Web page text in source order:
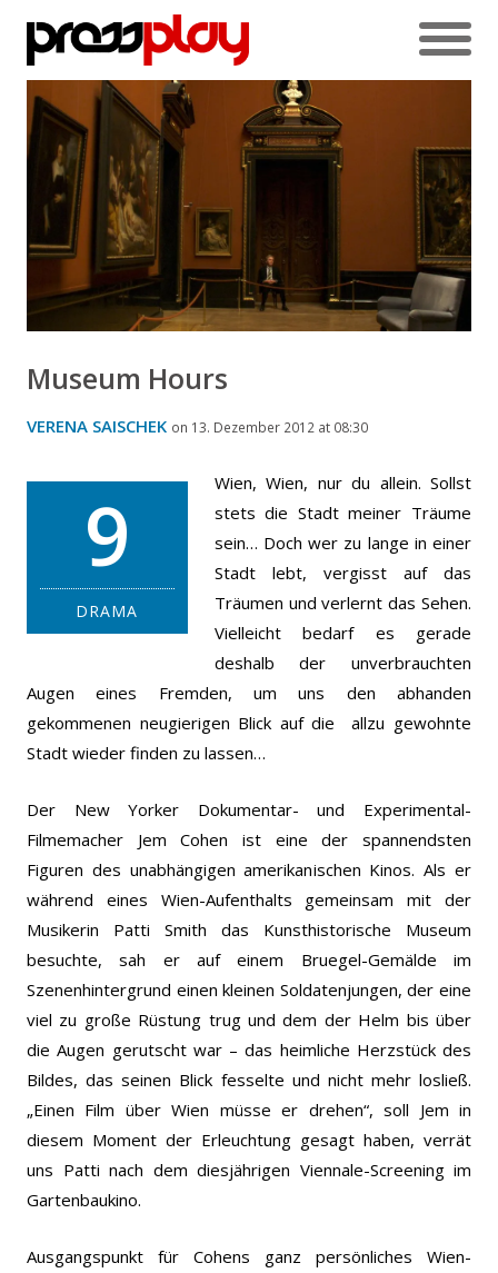
Museum Hours
VERENA SAISCHEK on 13. Dezember 2012 at 08:30
9
DRAMA
Wien, Wien, nur du allein. Sollst
stets die Stadt meiner Träume
sein… Doch wer zu lange in einer
Stadt lebt, vergisst auf das
Träumen und verlernt das Sehen.
Vielleicht bedarf es gerade
deshalb der unverbrauchten
Augen eines Fremden, um uns den abhanden
gekommenen neugierigen Blick auf die allzu gewohnte
Stadt wieder finden zu lassen…
Der New Yorker Dokumentar- und Experimental-
Filmemacher Jem Cohen ist eine der spannendsten
Figuren des unabhängigen amerikanischen Kinos. Als er
während eines Wien-Aufenthalts gemeinsam mit der
Musikerin Patti Smith das Kunsthistorische Museum
besuchte, sah er auf einem Bruegel-Gemälde im
Szenenhintergrund einen kleinen Soldatenjungen, der eine
viel zu große Rüstung trug und dem der Helm bis über
die Augen gerutscht war – das heimliche Herzstück des
Bildes, das seinen Blick fesselte und nicht mehr losließ.
„Einen Film über Wien müsse er drehen“, soll Jem in
diesem Moment der Erleuchtung gesagt haben, verrät
uns Patti nach dem diesjährigen Viennale-Screening im
Gartenbaukino.
Ausgangspunkt für Cohens ganz persönliches Wien-